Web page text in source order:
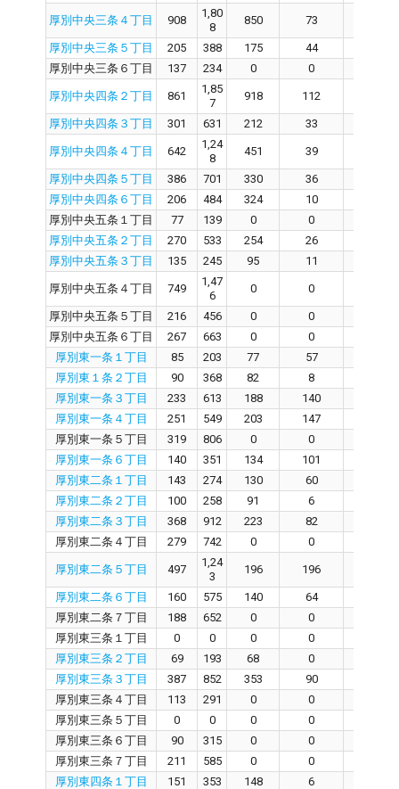
厚別中央三条４丁目 908
1,80
8
850 73
厚別中央三条５丁目 205 388 175 44
厚別中央三条６丁目
137 234 0 0
厚別中央四条２丁目 861
1,85
7
918 112
厚別中央四条３丁目 301 631 212 33
厚別中央四条４丁目 642
1,24
8
451 39
厚別中央四条５丁目 386 701 330 36
厚別中央四条６丁目
206 484 324 10
厚別中央五条１丁目
77 139 0 0
厚別中央五条２丁目
270 533 254 26
厚別中央五条３丁目
135 245 95 11
厚別中央五条４丁目 749
1,47
6
0 0
厚別中央五条５丁目 216 456 0 0
厚別中央五条６丁目
267 663 0 0
厚別東一条１丁目
85 203 77 57
厚別東１条２丁目
90 368 82 8
厚別東一条３丁目
233 613 188 140
厚別東一条４丁目
251 549 203 147
厚別東一条５丁目
319 806 0 0
厚別東一条６丁目
140 351 134 101
厚別東二条１丁目
143 274 130 60
厚別東二条２丁目
100 258 91 6
厚別東二条３丁目
368 912 223 82
厚別東二条４丁目
279 742 0 0
厚別東二条５丁目 497
1,24
3
196 196
厚別東二条６丁目 160 575 140 64
厚別東二条７丁目
188 652 0 0
厚別東三条１丁目
0 0 0 0
厚別東三条２丁目
69 193 68 0
厚別東三条３丁目
387 852 353 90
厚別東三条４丁目
113 291 0 0
厚別東三条５丁目
0 0 0 0
厚別東三条６丁目
90 315 0 0
厚別東三条７丁目
211 585 0 0
厚別東四条１丁目
151 353 148 6